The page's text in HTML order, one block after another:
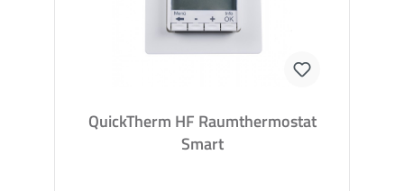
QuickTherm HF Raumthermostat
Smart